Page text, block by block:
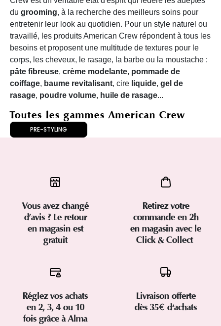
du grooming, à la recherche des meilleurs soins pour
entretenir leur look au quotidien. Pour un style naturel ou
travaillé, les produits American Crew répondent à tous les
besoins et proposent une multitude de textures pour le
corps, les cheveux, le rasage, la barbe ou la moustache :
pâte fibreuse, crème modelante, pommade de
coiffage, baume revitalisant, cire liquide, gel de
rasage, poudre volume, huile de rasage...
Toutes les gammes American Crew
PRE-STYLING
Vous avez changé
d’avis ? Le retour
en magasin est
gratuit
Retirez votre
commande en 2h
en magasin avec le
Click & Collect
Réglez vos achats
en 2, 3, 4 ou 10
fois grâce à Alma
Livraison offerte
dès 35€ d'achats